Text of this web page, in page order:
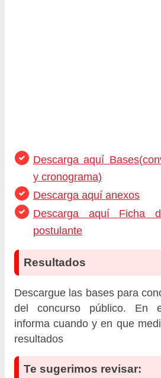
Descarga aquí
y cronograma)
Descarga aquí anexos
Descarga aquí Ficha
postulante
Resultados
Descargue las bases para
del concurso público. En
informa cuando y en que
resultados
Te sugerimos revisar: